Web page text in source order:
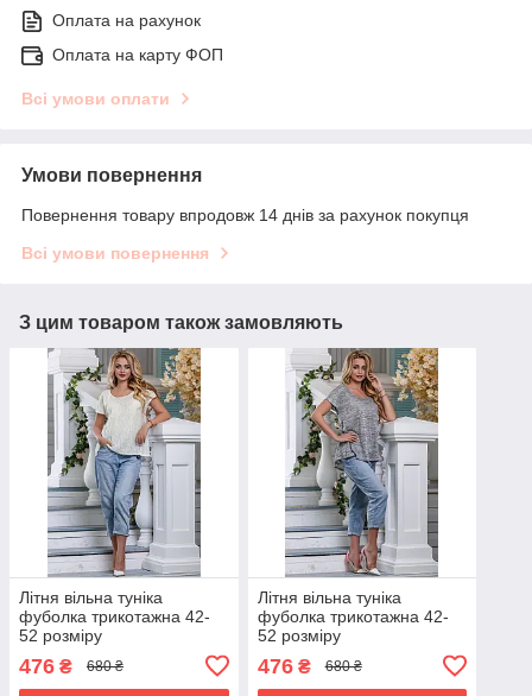
Оплата на рахунок
Оплата на карту ФОП
Всі умови оплати
Умови повернення
Повернення товару впродовж 14 днів за рахунок покупця
Всі умови повернення
З цим товаром також замовляють
Літня вільна туніка
фуболка трикотажна 42-
52 розміру
476 ₴ 680 ₴
Літня вільна туніка
фуболка трикотажна 42-
52 розміру
476₴ 680 ₴